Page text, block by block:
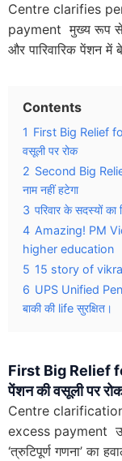
Centre clarifies
payment मुख्य रूप से
और पारिवारिक पेंशन में
Contents
1 First Big Relief
वसूली पर रोक
2 Second Big
नाम नहीं हटेगा
3 परिवार के सदस्यों का
4 Amazing! PM
higher education
5 15 story of
6 UPS Unified
बाकी की life सुरक्षित।
First Big Relief
पेंशन की वसूली पर
Centre
excess payment उन
‘त्रुटिपूर्ण गणना’ का